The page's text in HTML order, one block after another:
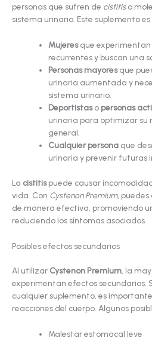
personas que sufren de cistitiso
sistema urinario. Este suplemento
Mujeresque experimentan
recurrentes y buscan una
Personas mayoresque
urinaria aumentada y
sistema urinario.
Deportistaso personas
urinaria para optimizar su
general.
Cualquier persona que
urinaria y prevenir futuras
La cistitispuede causar
vida. Con Cystenon Premium,
de manera efectiva, promoviendo
reduciendo los síntomas asociados.
Posibles efectos secundarios
Al utilizar Cystenon Premium , la
experimentan efectos secundarios.
cualquier suplemento, es
reacciones del cuerpo. Algunos
Malestar estomacal leve